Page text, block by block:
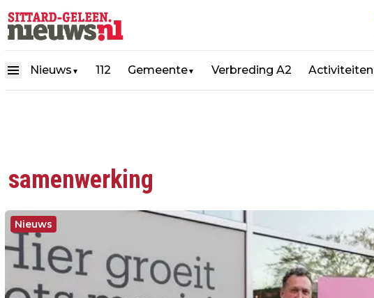
Nieuws ▼ 112 Gemeente▼ Verbreding A2 Activiteiten
samenwerking
Nieuws